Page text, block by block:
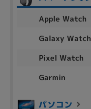
Apple Watch
Galaxy Watch
Pixel Watch
Garmin